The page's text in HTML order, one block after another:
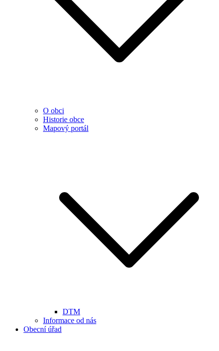
O obci
Historie obce
Mapový portál
DTM
Informace od nás
Obecní úřad